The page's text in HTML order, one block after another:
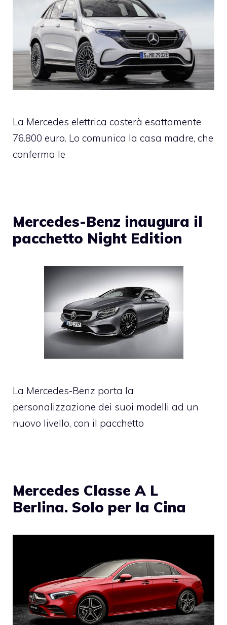
La Mercedes elettrica costerà esattamente
76.800 euro. Lo comunica la casa madre, che
conferma le
Mercedes-Benz inaugura il
pacchetto Night Edition
La Mercedes-Benz porta la
personalizzazione dei suoi modelli ad un
nuovo livello, con il pacchetto
Mercedes Classe A L
Berlina. Solo per la Cina